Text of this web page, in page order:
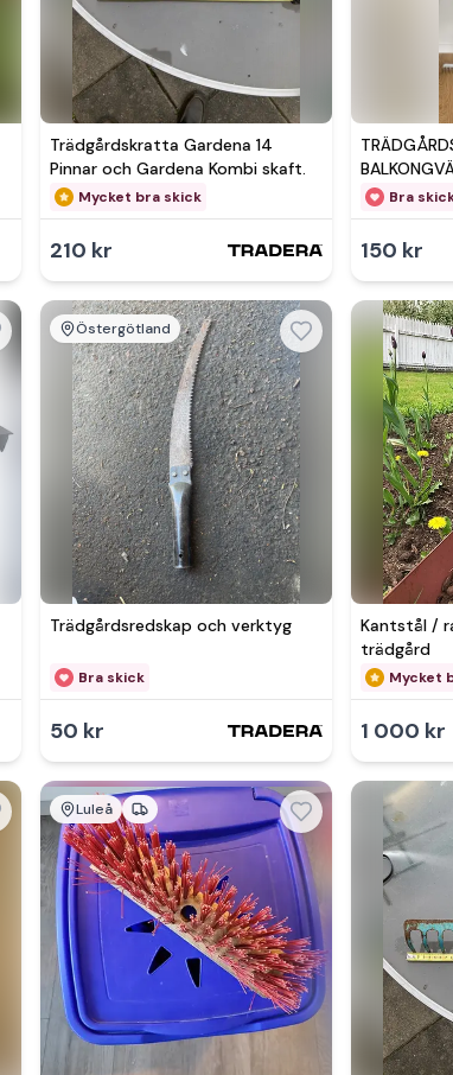
Trädgårdskratta Gardena 14
Pinnar och Gardena Kombi skaft.
Mycket bra skick
210 kr
METALL
Bra
150 kr
Östergötland
Trädgårdsredskap och verktyg
Bra skick
50 kr
Kantstål /
trädgård
Mycket
1 000 kr
Luleå